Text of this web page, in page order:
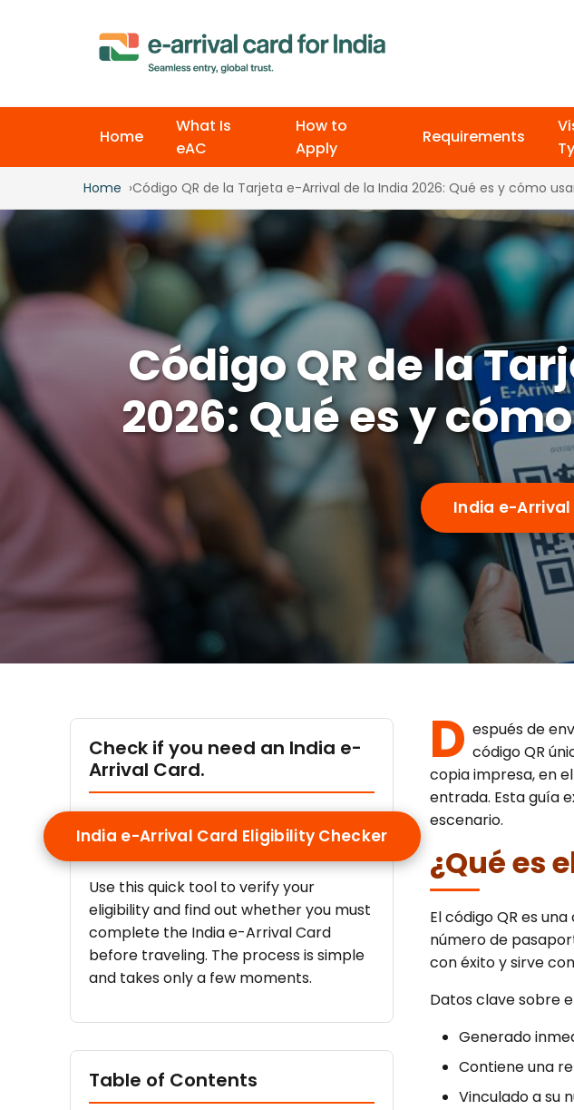
Home
What Is
eAC
How to
Apply
Requirements
Home Código QR de la Tarjeta e-Arrival de la India 2026: Qué es y cómo
Código QR de la
2026: Qué es y
India e-
D espués de
código QR
copia impresa, en
entrada. Esta guía
escenario.
¿Qué es
El código QR es
número de
con éxito y sirve
Datos clave sobre
Generado
Contiene una
Vinculado a su
Check if you need an India e-
Arrival Card.
India e-Arrival Card Eligibility Checker
Use this quick tool to verify your
eligibility and find out whether you must
complete the India e-Arrival Card
before traveling. The process is simple
and takes only a few moments.
Table of Contents